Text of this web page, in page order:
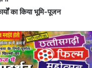
का किया भूमि-पूजन